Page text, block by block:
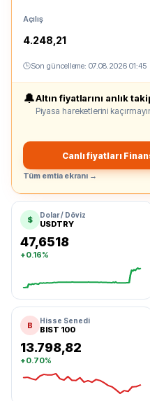
Açılış
4.248,21
🕒Son güncelleme:07.08.2026 01:45
🔔Altın fiyatlarını anlık
Piyasa hareketlerini
Canlı fiyatları
Tüm emtia ekranı →
$ Dolar / Döviz
USDTRY
47,6518
+0.16%
B Hisse Senedi
BIST 100
13.798,82
+0.70%